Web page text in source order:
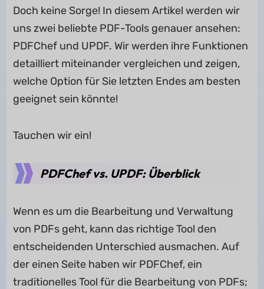
Doch keine Sorge! In diesem Artikel werden wir
uns zwei beliebte PDF-Tools genauer ansehen:
PDFChef und UPDF. Wir werden ihre Funktionen
detailliert miteinander vergleichen und zeigen,
welche Option für Sie letzten Endes am besten
geeignet sein könnte!
Tauchen wir ein!
PDFChef vs. UPDF: Überblick
Wenn es um die Bearbeitung und Verwaltung
von PDFs geht, kann das richtige Tool den
entscheidenden Unterschied ausmachen. Auf
der einen Seite haben wir PDFChef, ein
traditionelles Tool für die Bearbeitung von PDFs;